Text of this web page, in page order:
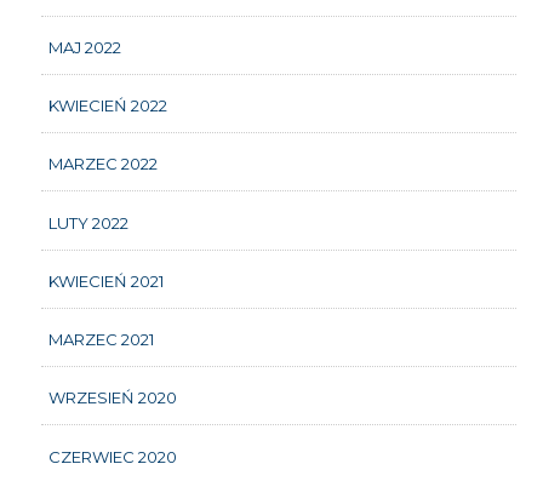
MAJ 2022
KWIECIEŃ 2022
MARZEC 2022
LUTY 2022
KWIECIEŃ 2021
MARZEC 2021
WRZESIEŃ 2020
CZERWIEC 2020